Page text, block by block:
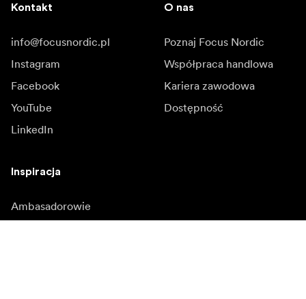
Kontakt
info@focusnordic.pl
Instagram
Facebook
YouTube
LinkedIn
O nas
Poznaj Focus Nordic
Współpraca handlowa
Kariera zawodowa
Dostępność
Inspiracja
Ambasadorowie